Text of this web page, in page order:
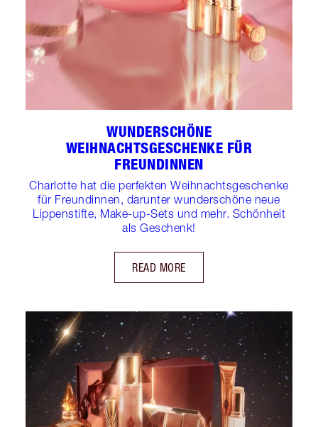
WUNDERSCHÖNE
WEIHNACHTSGESCHENKE FÜR
FREUNDINNEN
Charlotte hat die perfekten Weihnachtsgeschenke
für Freundinnen, darunter wunderschöne neue
Lippenstifte, Make-up-Sets und mehr. Schönheit
als Geschenk!
READ MORE